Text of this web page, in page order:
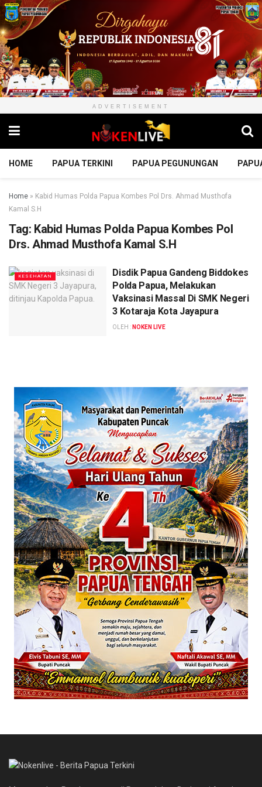
ADVERTISEMENT
HOME PAPUA TERKINI PAPUA PEGUNUNGAN
Home » Kabid Humas Polda Papua Kombes Pol Drs. Ahmad Musthofa
Kamal S.H
Tag: Kabid Humas Polda Papua Kombes Pol
Drs. Ahmad Musthofa Kamal S.H
KESEHATAN
Disdik Papua Gandeng Biddokes
Polda Papua, Melakukan
Vaksinasi Massal Di SMK Negeri
3 Kotaraja Kota Jayapura
OLEH : NOKEN LIVE